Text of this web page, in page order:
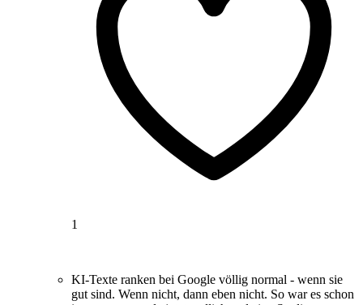
1
KI-Texte ranken bei Google völlig normal - wenn sie
gut sind. Wenn nicht, dann eben nicht. So war es schon